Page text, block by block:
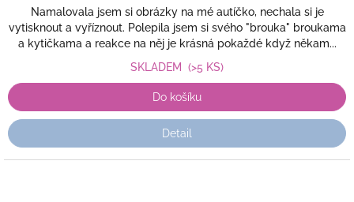
Namalovala jsem si obrázky na mé autíčko, nechala si je
vytisknout a vyříznout. Polepila jsem si svého "brouka" broukama
a kytičkama a reakce na něj je krásná pokaždé když někam...
SKLADEM (>5 KS)
Do košíku
Detail